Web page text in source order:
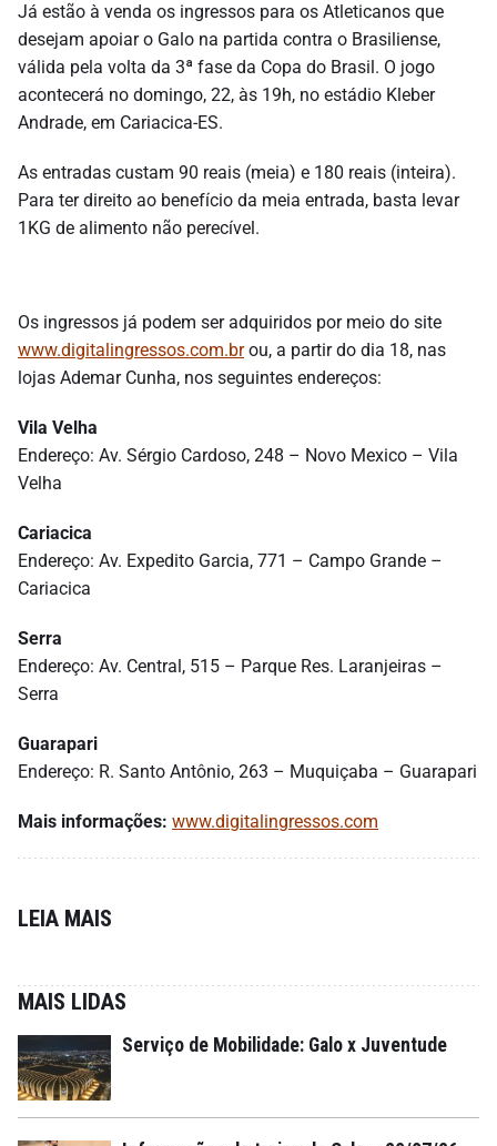
Já estão à venda os ingressos para os Atleticanos que
desejam apoiar o Galo na partida contra o Brasiliense,
válida pela volta da 3ª fase da Copa do Brasil. O jogo
acontecerá no domingo, 22, às 19h, no estádio Kleber
Andrade, em Cariacica-ES.
As entradas custam 90 reais (meia) e 180 reais (inteira).
Para ter direito ao benefício da meia entrada, basta levar
1KG de alimento não perecível.
Os ingressos já podem ser adquiridos por meio do site
www.digitalingressos.com.brou, a partir do dia 18, nas
lojas Ademar Cunha, nos seguintes endereços:
Vila Velha
Endereço: Av. Sérgio Cardoso, 248 – Novo Mexico – Vila
Velha
Cariacica
Endereço: Av. Expedito Garcia, 771 – Campo Grande –
Cariacica
Serra
Endereço: Av. Central, 515 – Parque Res. Laranjeiras –
Serra
Guarapari
Endereço: R. Santo Antônio, 263 – Muquiçaba – Guarapari
Mais informações: www.digitalingressos.com
LEIA MAIS
MAIS LIDAS
Serviço de Mobilidade: Galo x Juventude